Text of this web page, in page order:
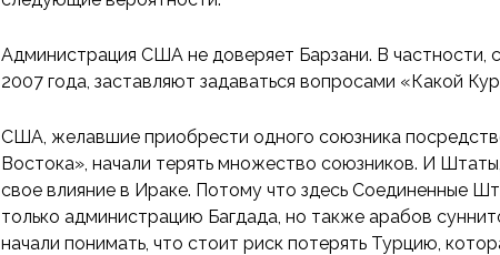
Администрация США не доверяет Барзани. В частности,
2007 года, заставляют задаваться вопросами «Какой
США, желавшие приобрести одного союзника
Востока», начали терять множество союзников. И
свое влияние в Ираке. Потому что здесь Соединенные
только администрацию Багдада, но также арабов
начали понимать, что стоит риск потерять Турцию,